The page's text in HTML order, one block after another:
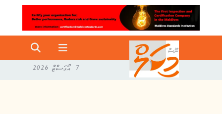
7 އޯގަސްޓް 2026